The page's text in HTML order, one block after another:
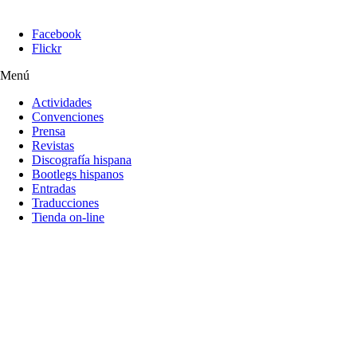
Facebook
Flickr
Menú
Actividades
Convenciones
Prensa
Revistas
Discografía hispana
Bootlegs hispanos
Entradas
Traducciones
Tienda on-line